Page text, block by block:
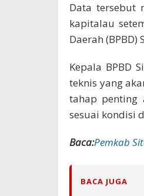
Data tersebut
kapitalau
Daerah (BPBD)
Kepala BPBD
teknis yang
tahap penting
sesuai kondisi
Baca:Pemkab
BACA JUGA